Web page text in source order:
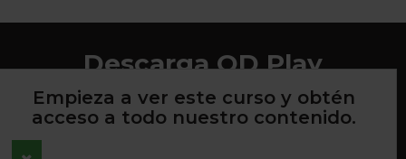
Empieza a ver este curso y obtén
acceso a todo nuestro contenido.
Descarga QD Play